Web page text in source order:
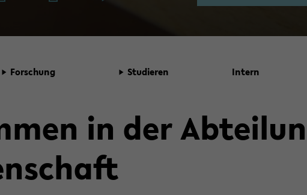
For­schung Stu­die­ren In­tern
in der